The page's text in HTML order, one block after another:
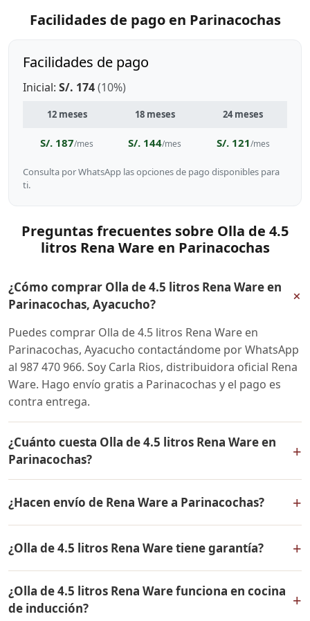
Facilidades de pago en Parinacochas
Facilidades de pago
Inicial: S/. 174(10%)
12 meses 18 meses 24 meses
S/. 187/mes S/. 144/mes S/. 121/mes
Consulta por WhatsApp las opciones de pago disponibles para
ti.
Preguntas frecuentes sobre Olla de 4.5
litros Rena Ware en Parinacochas
¿Cómo comprar Olla de 4.5 litros Rena Ware en
Parinacochas, Ayacucho?
+
Puedes comprar Olla de 4.5 litros Rena Ware en
Parinacochas, Ayacucho contactándome por WhatsApp
al 987 470 966. Soy Carla Rios, distribuidora oficial Rena
Ware. Hago envío gratis a Parinacochas y el pago es
contra entrega.
¿Cuánto cuesta Olla de 4.5 litros Rena Ware en
Parinacochas?
+
todo el Perú. Contáctame por WhatsApp para conocer
el precio actual, promociones disponibles y facilidades
de pago en cuotas desde el 10% de inicial.
¿Hacen envío de Rena Ware a Parinacochas? +
a Parinacochas, Ayacucho y a todo el Perú. El pago es
contra entrega.
¿Olla de 4.5 litros Rena Ware tiene garantía? +
vida contra defectos de fabricación. Todos los
productos Rena Ware están fabricados en acero
¿Olla de 4.5 litros Rena Ware funciona en cocina
de inducción?
+